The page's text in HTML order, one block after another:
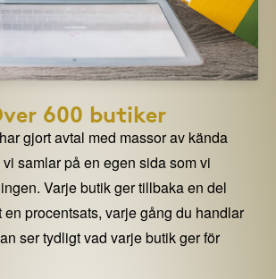
600 butiker
gjort avtal med massor av kända
samlar på en egen sida som vi
Varje butik ger tillbaka en del
en procentsats, varje gång du handlar
ser tydligt vad varje butik ger för